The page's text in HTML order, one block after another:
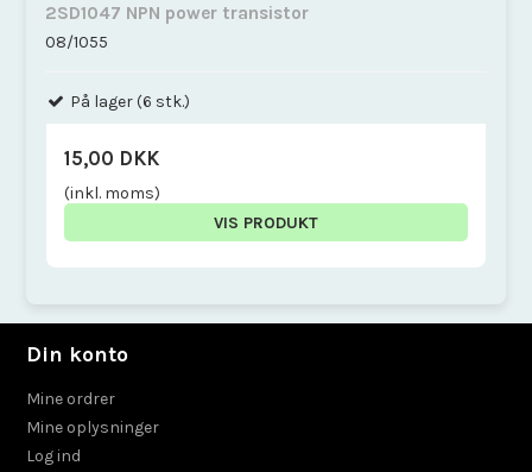
2SD1047 NPN power transistor
08/1055
På lager (6 stk.)
15,00 DKK
(inkl. moms)
VIS PRODUKT
Din konto
Mine ordrer
Mine oplysninger
Log ind